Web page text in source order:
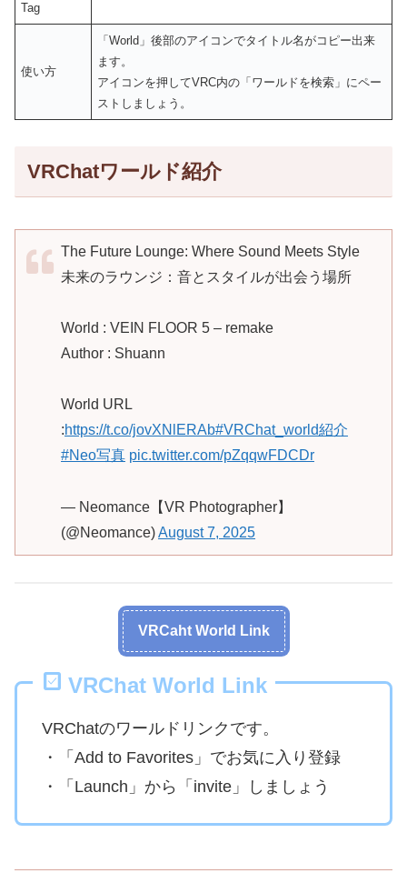
Tag
使い方
「World」後部のアイコンでタイトル名がコピー出来
ます。
アイコンを押してVRC内の「ワールドを検索」にペー
ストしましょう。
VRChatワールド紹介
The Future Lounge: Where Sound Meets Style
未来のラウンジ：音とスタイルが出会う場所
World : VEIN FLOOR 5 – remake
Author : Shuann
World URL
:https://t.co/jovXNlERAb#VRChat_world紹介
#Neo写真 pic.twitter.com/pZqqwFDCDr
— Neomance【VR Photographer】
(@Neomance)August 7, 2025
VRCaht World Link
VRChat World Link
VRChatのワールドリンクです。
・「Add to Favorites」でお気に入り登録
・「Launch」から「invite」しましょう